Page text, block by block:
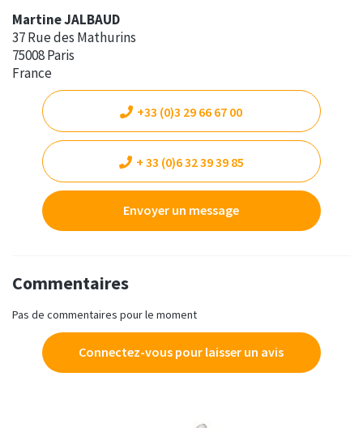
Martine JALBAUD
37 Rue des Mathurins
75008 Paris
France
+33 (0)3 29 66 67 00
+ 33 (0)6 32 39 39 85
Envoyer un message
Commentaires
Pas de commentaires pour le moment
Connectez-vous pour laisser un avis